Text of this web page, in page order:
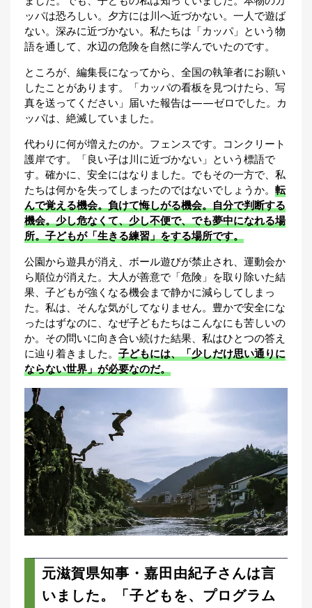
ッパは恐ろしい。夕方には川へ近づかない。一人で遊ば
ない。深みに近づかない。私たちは「カッパ」という物
語を通して、水辺の危険を自然に学んでいたのです。
ところが、編集長になってから、全国の執筆者にお願い
したことがあります。「カッパの看板を見つけたら、写
真を送ってください」届いた報告は——ゼロでした。カ
ッパは、絶滅していました。
代わりに何が増えたのか。フェンスです。コンクリート
護岸です。「良い子は川に近づかない」という標語で
す。確かに、安全にはなりました。でもその一方で、私
たちは何かを失ってしまったのではないでしょうか。 転
んで覚える機会。負けて悔しがる機会。自分で判断する
機会。少し危なくて、少し不便で、でも夢中になれる場
所。子どもが「生きる練習」をする場所です。
公園から遊具が消え、ボール遊びが禁止され、運動会か
ら順位が消えた。大人が善意で「危険」を取り除いた結
果、子どもが強くなる機会まで静かに減らしてしまっ
た。私は、そんな気がしてなりません。豊かで安全にな
ったはずなのに、なぜ子どもたちはこんなにも苦しいの
か。その問いに向き合い続けた結果、私はひとつの答え
に辿り着きました。 子どもには、「少しだけ思い通りに
ならない世界」が必要なのだ。
元滋賀県知事・嘉田由紀子さんは言
いました。「子どもを、プログラム